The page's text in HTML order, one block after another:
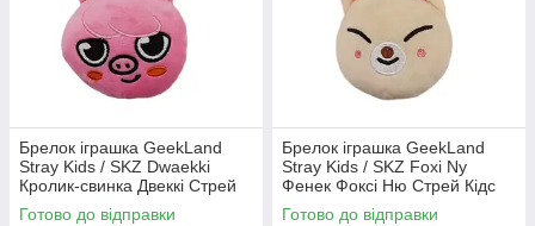
Брелок іграшка GeekLand
Stray Kids / SKZ Dwaekki
Кролик-свинка Двеккі Стрей
Кідс 10 см G SKZ D05
Готово до відправки
Брелок іграшка GeekLand
Stray Kids / SKZ Foxi Ny
Фенек Фоксі Ню Стрей Кідс
10 см G SKZ FN07
Готово до відправки